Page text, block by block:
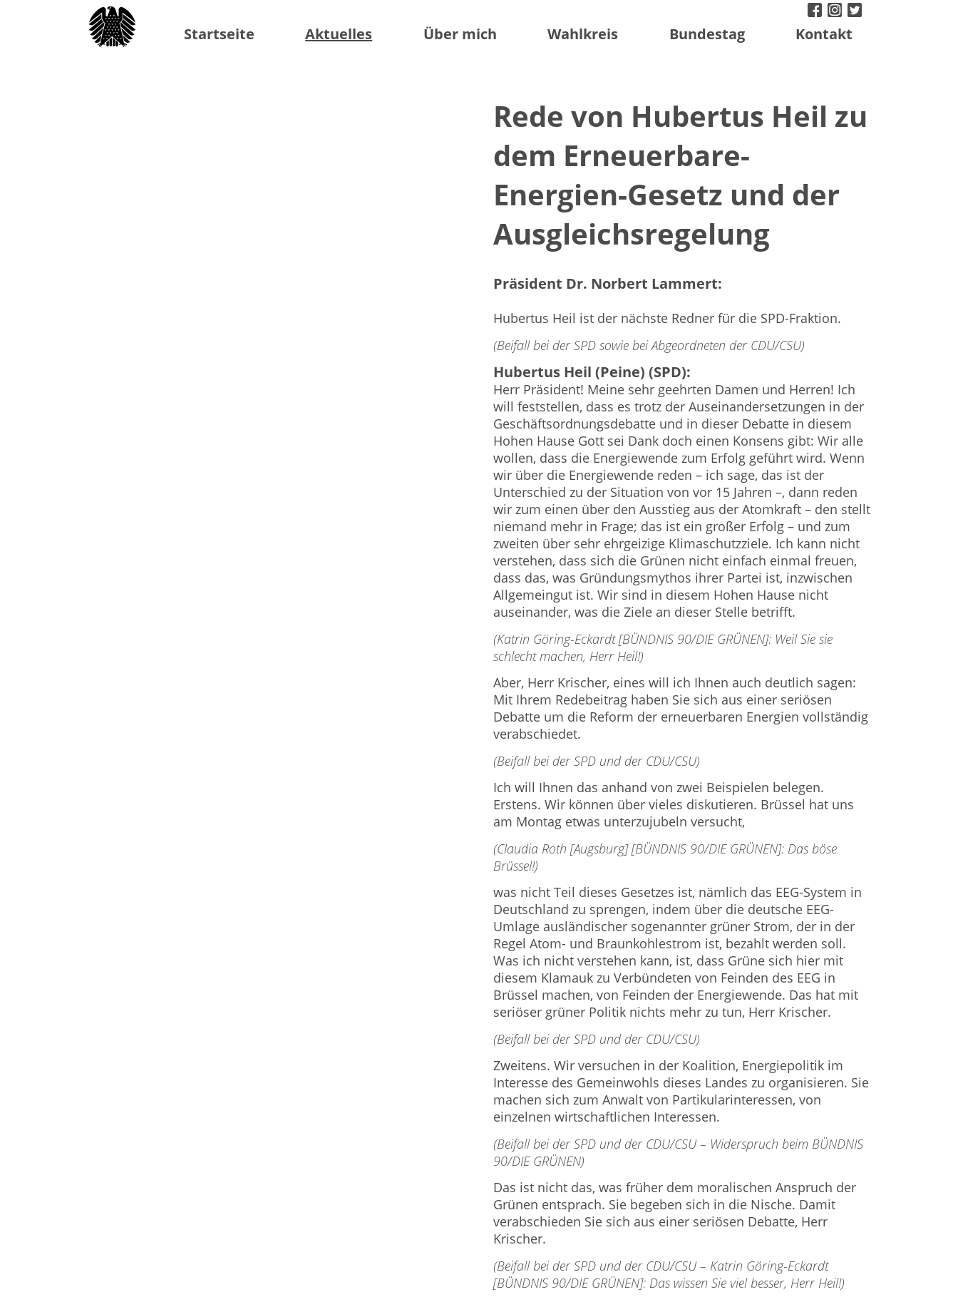
facebook
instagram
twitter
Startseite Aktuelles Über mich Wahlkreis Bundestag Kontakt
Rede von Hubertus Heil zu
dem Erneuerbare-
Energien-Gesetz und der
Ausgleichsregelung
Präsident Dr. Norbert Lammert:
Hubertus Heil ist der nächste Redner für die SPD-Fraktion.
(Beifall bei der SPD sowie bei Abgeordneten der CDU/CSU)
Hubertus Heil (Peine) (SPD):
Herr Präsident! Meine sehr geehrten Damen und Herren! Ich
will feststellen, dass es trotz der Auseinandersetzungen in der
Geschäftsordnungsdebatte und in dieser Debatte in diesem
Hohen Hause Gott sei Dank doch einen Konsens gibt: Wir alle
wollen, dass die Energiewende zum Erfolg geführt wird. Wenn
wir über die Energiewende reden – ich sage, das ist der
Unterschied zu der Situation von vor 15 Jahren –, dann reden
wir zum einen über den Ausstieg aus der Atomkraft – den stellt
niemand mehr in Frage; das ist ein großer Erfolg – und zum
zweiten über sehr ehrgeizige Klimaschutzziele. Ich kann nicht
verstehen, dass sich die Grünen nicht einfach einmal freuen,
dass das, was Gründungsmythos ihrer Partei ist, inzwischen
Allgemeingut ist. Wir sind in diesem Hohen Hause nicht
auseinander, was die Ziele an dieser Stelle betrifft.
(Katrin Göring-Eckardt [BÜNDNIS 90/DIE GRÜNEN]: Weil Sie sie
schlecht machen, Herr Heil!)
Aber, Herr Krischer, eines will ich Ihnen auch deutlich sagen:
Mit Ihrem Redebeitrag haben Sie sich aus einer seriösen
Debatte um die Reform der erneuerbaren Energien vollständig
verabschiedet.
(Beifall bei der SPD und der CDU/CSU)
Ich will Ihnen das anhand von zwei Beispielen belegen.
Erstens. Wir können über vieles diskutieren. Brüssel hat uns
am Montag etwas unterzujubeln versucht,
(Claudia Roth [Augsburg] [BÜNDNIS 90/DIE GRÜNEN]: Das böse
Brüssel!)
was nicht Teil dieses Gesetzes ist, nämlich das EEG-System in
Deutschland zu sprengen, indem über die deutsche EEG-
Umlage ausländischer sogenannter grüner Strom, der in der
Regel Atom- und Braunkohlestrom ist, bezahlt werden soll.
Was ich nicht verstehen kann, ist, dass Grüne sich hier mit
diesem Klamauk zu Verbündeten von Feinden des EEG in
Brüssel machen, von Feinden der Energiewende. Das hat mit
seriöser grüner Politik nichts mehr zu tun, Herr Krischer.
(Beifall bei der SPD und der CDU/CSU)
Zweitens. Wir versuchen in der Koalition, Energiepolitik im
Interesse des Gemeinwohls dieses Landes zu organisieren. Sie
machen sich zum Anwalt von Partikularinteressen, von
einzelnen wirtschaftlichen Interessen.
(Beifall bei der SPD und der CDU/CSU – Widerspruch beim BÜNDNIS
90/DIE GRÜNEN)
Das ist nicht das, was früher dem moralischen Anspruch der
Grünen entsprach. Sie begeben sich in die Nische. Damit
verabschieden Sie sich aus einer seriösen Debatte, Herr
Krischer.
(Beifall bei der SPD und der CDU/CSU – Katrin Göring-Eckardt
[BÜNDNIS 90/DIE GRÜNEN]: Das wissen Sie viel besser, Herr Heil!)